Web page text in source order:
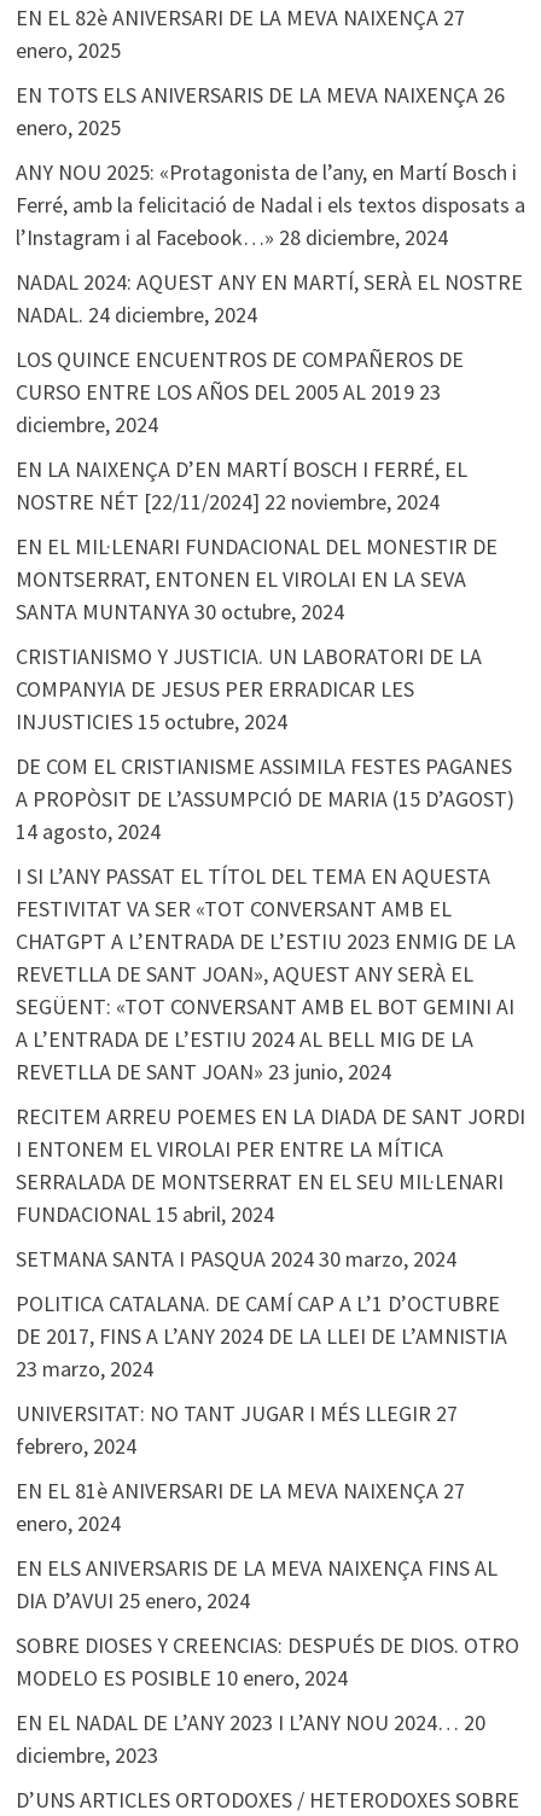
EN EL 82è ANIVERSARI DE LA MEVA NAIXENÇA 27
enero, 2025
EN TOTS ELS ANIVERSARIS DE LA MEVA NAIXENÇA 26
enero, 2025
ANY NOU 2025: «Protagonista de l’any, en Martí Bosch i
Ferré, amb la felicitació de Nadal i els textos disposats a
l’Instagram i al Facebook…» 28 diciembre, 2024
NADAL 2024: AQUEST ANY EN MARTÍ, SERÀ EL NOSTRE
NADAL. 24 diciembre, 2024
LOS QUINCE ENCUENTROS DE COMPAÑEROS DE
CURSO ENTRE LOS AÑOS DEL 2005 AL 2019 23
diciembre, 2024
EN LA NAIXENÇA D’EN MARTÍ BOSCH I FERRÉ, EL
NOSTRE NÉT [22/11/2024] 22 noviembre, 2024
EN EL MIL·LENARI FUNDACIONAL DEL MONESTIR DE
MONTSERRAT, ENTONEN EL VIROLAI EN LA SEVA
SANTA MUNTANYA30 octubre, 2024
CRISTIANISMO Y JUSTICIA. UN LABORATORI DE LA
COMPANYIA DE JESUS PER ERRADICAR LES
INJUSTICIES 15 octubre, 2024
DE COM EL CRISTIANISME ASSIMILA FESTES PAGANES
A PROPÒSIT DE L’ASSUMPCIÓ DE MARIA (15 D’AGOST)
14 agosto, 2024
I SI L’ANY PASSAT EL TÍTOL DEL TEMA EN AQUESTA
FESTIVITAT VA SER «TOT CONVERSANT AMB EL
CHATGPT A L’ENTRADA DE L’ESTIU 2023 ENMIG DE LA
REVETLLA DE SANT JOAN», AQUEST ANY SERÀ EL
SEGÜENT: «TOT CONVERSANT AMB EL BOT GEMINI AI
A L’ENTRADA DE L’ESTIU 2024 AL BELL MIG DE LA
REVETLLA DE SANT JOAN» 23 junio, 2024
RECITEM ARREU POEMES EN LA DIADA DE SANT JORDI
I ENTONEM EL VIROLAI PER ENTRE LA MÍTICA
SERRALADA DE MONTSERRAT EN EL SEU MIL·LENARI
FUNDACIONAL 15 abril, 2024
SETMANA SANTA I PASQUA 202430 marzo, 2024
POLITICA CATALANA. DE CAMÍ CAP A L’1 D’OCTUBRE
DE 2017, FINS A L’ANY 2024 DE LA LLEI DE L’AMNISTIA
23 marzo, 2024
UNIVERSITAT: NO TANT JUGAR I MÉS LLEGIR 27
febrero, 2024
EN EL 81è ANIVERSARI DE LA MEVA NAIXENÇA 27
enero, 2024
EN ELS ANIVERSARIS DE LA MEVA NAIXENÇA FINS AL
DIA D’AVUI 25 enero, 2024
SOBRE DIOSES Y CREENCIAS: DESPUÉS DE DIOS. OTRO
MODELO ES POSIBLE 10 enero, 2024
EN EL NADAL DE L’ANY 2023 I L’ANY NOU 2024… 20
diciembre, 2023
D’UNS ARTICLES ORTODOXES / HETERODOXES SOBRE